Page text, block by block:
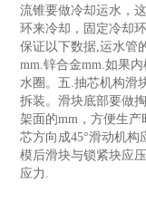
流锥要做冷却运水，
环来冷却，固定冷却
保证以下数据,运水管
mm.锌合金mm.如果
水圈。五.抽芯机构滑
拆装。滑块底部要做
架面的mm，方便生
芯方向成45°滑动机
模后滑块与锁紧块应
应力.